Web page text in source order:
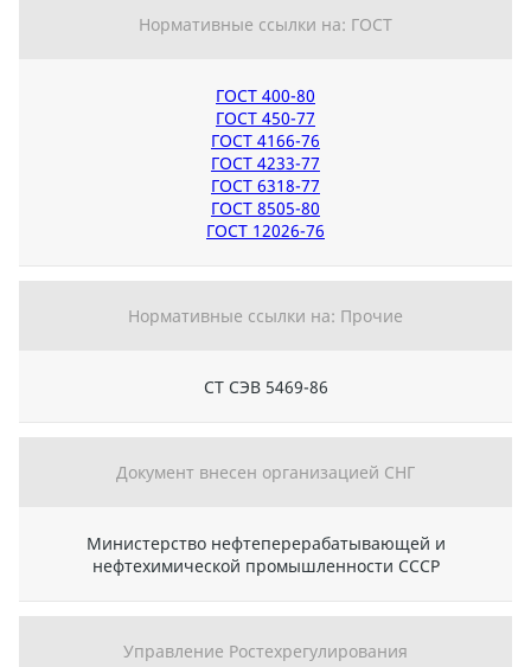
Нормативные ссылки на: ГОСТ
ГОСТ 400-80
ГОСТ 450-77
ГОСТ 4166-76
ГОСТ 4233-77
ГОСТ 6318-77
ГОСТ 8505-80
ГОСТ 12026-76
Нормативные ссылки на: Прочие
СТ СЭВ 5469-86
Документ внесен организацией СНГ
Министерство нефтеперерабатывающей и
нефтехимической промышленности СССР
Управление Ростехрегулирования